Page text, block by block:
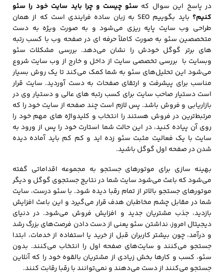
در پاسخ این سوال که سئو چیست و چرا باید سایت خود را سئو
کنیم؟
باید بگوییم SEO به زبان ساده فرایندی است که از همان
طراحی وب سایت پایه ریزی می‌شود و به صورت ویژه به دست
متخصصین سئو به صورت کاملاً حرفه ای در صفحه وب با کسب رتبه
های برتر گوگل خودش را نشان می‌دهد. بررسی مشکلات سئو
وبسایت با بررسی تخصصی سایت از داخل و خارج از وب سایت شروع
می‌شود این تحلیل‌های سئو به شما کمک می‌کند تا یک روش بسیار
مناسب برای پیشرفت و ارتقای صفحات به دست آوردید. سایت قرار
است دستیار صاحب سایت برای کسب رتبه های عالی و دستیار وی در
بازاریابی و فروش باشد. پس لازم است چند صفحه از سایت خود را که
مرتبط‌ترین در فروش هستند را انتخاب و کلیدواژه های مهم خود را
روی آن پیاده کنید، در این حالت شما استارت خود را پس از ورود به
سایت با یک فعالیت مثبت سئو زده اید و کم کم باید آماده دیده
شدن در صفحه اول گوگل باشید.
بهینه‌ سازی برای موتورهای جستجو به مجموعه اقداماتی گفته
می‌شود که باعث می‌شود سایت شما در نتایج جستجوی گوگل و دیگر
موتورهای جستجو بالاتر از تمام رقبا دیده شود. با سئو درست، سایت
شما در مقابل چشم مخاطبان هدف قرار می‌گیرد و این باعث افزایش
بازدید، جذب مشتریان جدید و افزایش فروش می‌شود. در دنیای
دیجیتال امروز، نداشتن سئو یعنی از دست دادن فرصت‌های بزرگ رشد
و درآمد، چون بیشتر کاربران قبل از خرید یا استفاده از خدمات، ابتدا
جستجو می‌کنند و سایت‌های صفحه اول را انتخاب می‌کنند. بدون
سئو، کسب و کارها بخش زیادی از مشتریان بالقوه خود را که آنلاین
جستجو می‌کنند از دست می‌دهند و نمی‌توانند با رقبا رقابت کنند.